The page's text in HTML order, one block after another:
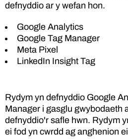
defnyddio ar y wefan hon.
Google Analytics
Google Tag Manager
Meta Pixel
LinkedIn Insight Tag
Rydym yn defnyddio Google
Manager i gasglu gwybodaeth
defnyddio'r safle hwn. Rydym
ei fod yn cwrdd ag anghenion